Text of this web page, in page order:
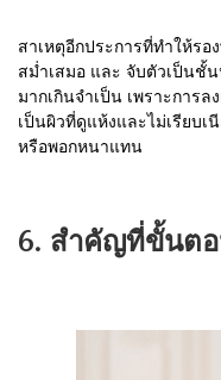
สาเหตุอีกประการที่ทำให้ร
สม่ำเสมอ และ จับตัวเป็นชั้
มากเกินจำเป็น เพราะการ
เป็นผิวที่ดูแห้งและไม่เรียบเ
หรือพอกหนาแทน
6. สำคัญที่ขั้นต